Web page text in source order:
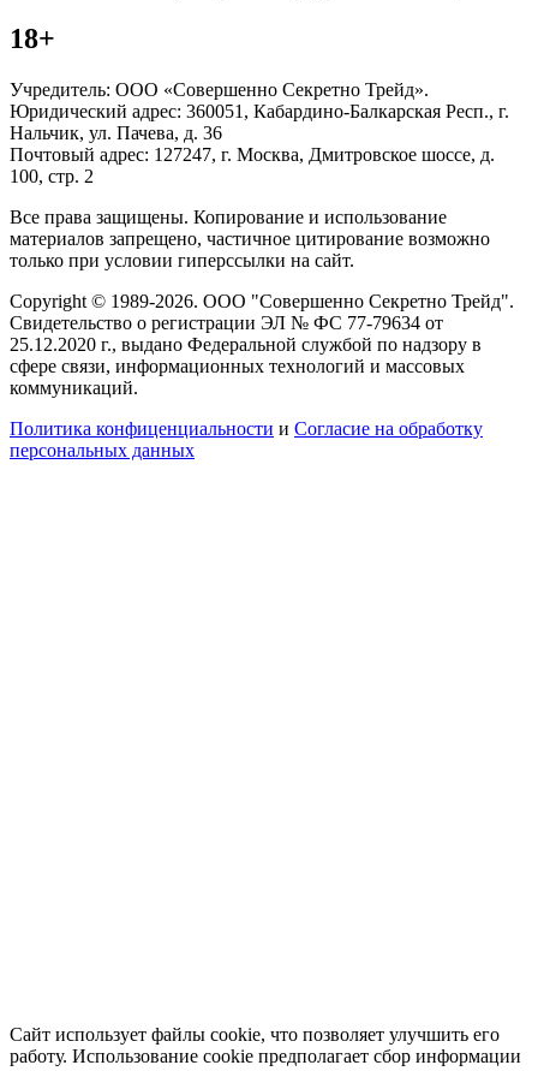
18+
Учредитель: ООО «Совершенно Секретно Трейд».
Юридический адрес: 360051, Кабардино-Балкарская Респ., г.
Нальчик, ул. Пачева, д. 36
Почтовый адрес: 127247, г. Москва, Дмитровское шоссе, д.
100, стр. 2
Все права защищены. Копирование и использование
материалов запрещено, частичное цитирование возможно
только при условии гиперссылки на сайт.
Copyright © 1989-2026. ООО "Совершенно Секретно Трейд".
Свидетельство о регистрации ЭЛ № ФС 77-79634 от
25.12.2020 г., выдано Федеральной службой по надзору в
сфере связи, информационных технологий и массовых
коммуникаций.
Политика конфиценциальности и Согласие на обработку
персональных данных
Сайт использует файлы cookie, что позволяет улучшить его
работу. Использование cookie предполагает сбор информации